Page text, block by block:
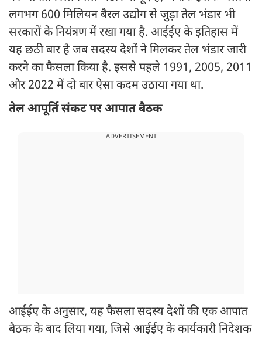
लगभग 600 मिलियन बैरल उद्योग से जुड़ा तेल भंडार भी
सरकारों के नियंत्रण में रखा गया है. आईईए के इतिहास में
यह छठी बार है जब सदस्य देशों ने मिलकर तेल भंडार जारी
करने का फैसला किया है. इससे पहले 1991, 2005, 2011
और 2022 में दो बार ऐसा कदम उठाया गया था.
तेल आपूर्ति संकट पर आपात बैठक
ADVERTISEMENT
आईईए के अनुसार, यह फैसला सदस्य देशों की एक आपात
बैठक के बाद लिया गया, जिसे आईईए के कार्यकारी निदेशक